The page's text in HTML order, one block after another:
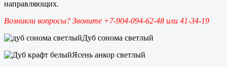
направляющих.
Возникли вопросы? Звоните +7-904-094-62-48 или 41-34-19
Дуб сонома светлый
Ясень анкор светлый